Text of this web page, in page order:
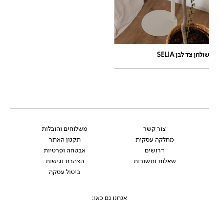
שולחן צד לבן SELIA
צור קשר
מחלקה עסקית
דרושים
שאלות ותשובות
משלוחים והובלות
תקנון האתר
אבטחה ופרטיות
הצהרת נגישות
ביטול עסקה
אנחנו גם כאן: